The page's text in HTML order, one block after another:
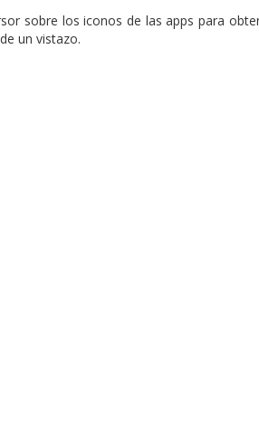
sobre los iconos de las apps para
un vistazo.